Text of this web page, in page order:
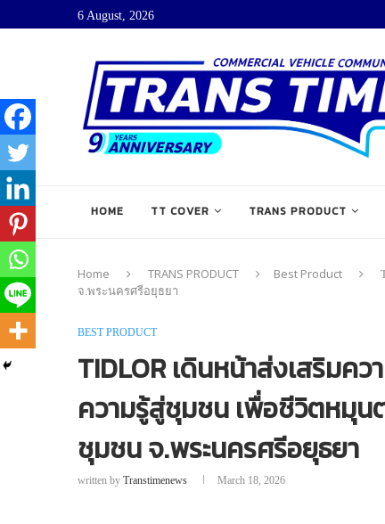
6 August, 2026
HOME TT COVER TRANS PRODUCT
Home TRANS PRODUCT Best Product
จ.พระนครศรีอยุธยา
BEST PRODUCT
TIDLOR เดินหน้าส่งเสริมคว
ความรู้สู่ชุมชน เพื่อชีวิตหมุน
ชุมชน จ.พระนครศรีอยุธยา
written by Transtimenews March 18, 2026